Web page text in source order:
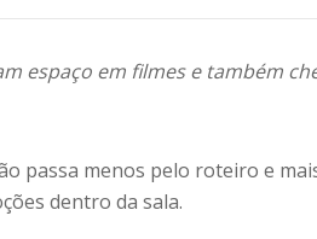
espaço em filmes e também
passa menos pelo roteiro e
dentro da sala.